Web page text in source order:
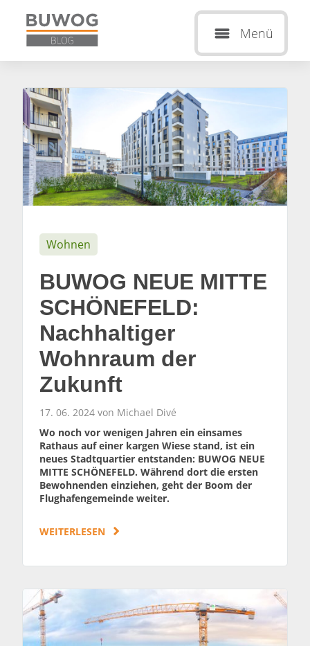
Menü
Wohnen
BUWOG NEUE MITTE
SCHÖNEFELD:
Nachhaltiger
Wohnraum der
Zukunft
17. 06. 2024 von Michael Divé
Wo noch vor wenigen Jahren ein einsames
Rathaus auf einer kargen Wiese stand, ist ein
neues Stadtquartier entstanden: BUWOG NEUE
MITTE SCHÖNEFELD. Während dort die ersten
Bewohnenden einziehen, geht der Boom der
Flughafengemeinde weiter.
WEITERLESEN